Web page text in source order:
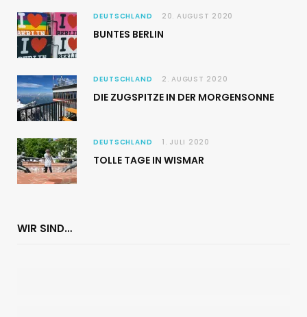
DEUTSCHLAND 20. AUGUST 2020
BUNTES BERLIN
DEUTSCHLAND 2. AUGUST 2020
DIE ZUGSPITZE IN DER MORGENSONNE
DEUTSCHLAND 1. JULI 2020
TOLLE TAGE IN WISMAR
WIR SIND…